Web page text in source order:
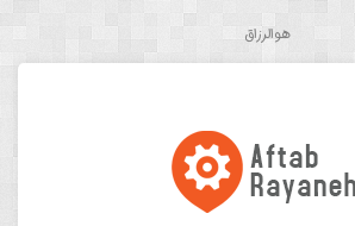
هوالرزاق